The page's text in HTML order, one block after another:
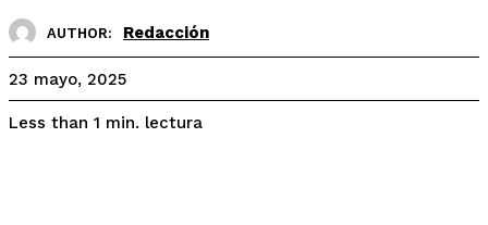
AUTHOR: Redacción
23 mayo, 2025
Less than 1 min. lectura